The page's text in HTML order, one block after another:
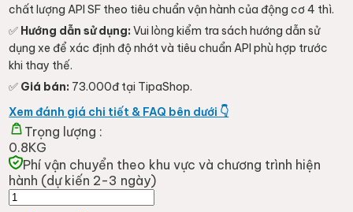
chất lượng API SF theo tiêu chuẩn vận hành của động cơ 4 thì.
✅ Hướng dẫn sử dụng: Vui lòng kiểm tra sách hướng dẫn sử
dụng xe để xác định độ nhớt và tiêu chuẩn API phù hợp trước
khi thay thế.
✅ Giá bán: 73.000đ tại TipaShop.
Xem đánh giá chi tiết & FAQ bên dưới 👇
Trọng lượng :
0.8KG
Phí vận chuyển theo khu vực và chương trình hiện
hành (dự kiến 2-3 ngày)